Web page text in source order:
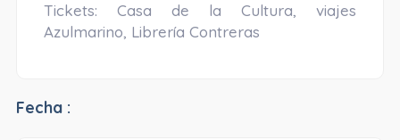
Tickets: Casa de la Cultura, viajes
Azulmarino, Librería Contreras
Fecha :